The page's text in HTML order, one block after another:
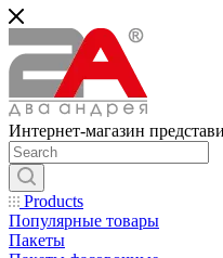
Интернет-магазин
Products
Популярные товары
Пакеты